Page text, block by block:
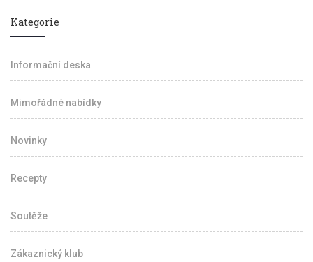
Kategorie
Informační deska
Mimořádné nabídky
Novinky
Recepty
Soutěže
Zákaznický klub